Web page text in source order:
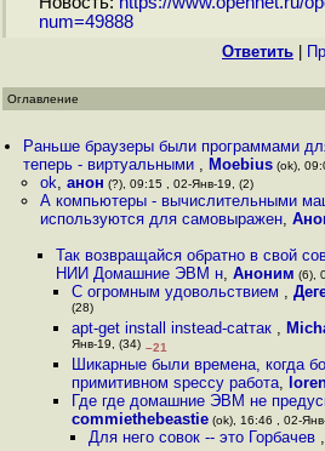
num=49888
Ответить
Оглавление
Раньше браузеры были программами
теперь - виртуальными , Moebius (ok),
ok, анон (?), 09:15 , 02-Янв-19, (2)
А компьютеры - вычислительными
используются для самовыражен,
Так возвращайся обратно в свой
НИИ Домашние ЭВМ н, Аноним (6),
С огромным удовольствием ,
(28)
apt-get install instead-catтак ,
Янв-19, (34) –21
Шикарные были времена, когда
примитивном speccy работа,
Где где домашние ЭВМ не
commiethebeastie (ok), 16:46 , 02-
Для него совок -- это Горбачев ,